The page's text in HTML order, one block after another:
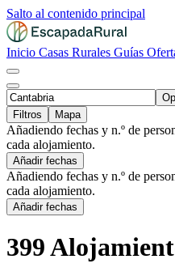
Salto al contenido principal
Inicio Casas Rurales Guías
Filtros
Mapa
Añadiendo fechas y n.º de
cada alojamiento.
Añadir fechas
Añadiendo fechas y n.º de
cada alojamiento.
Añadir fechas
399